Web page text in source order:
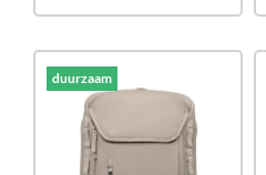
duurzaam